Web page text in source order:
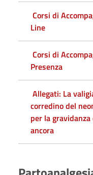
Corsi di
Line
Corsi di
Presenza
Allegati: La
corredino del
per la
ancora